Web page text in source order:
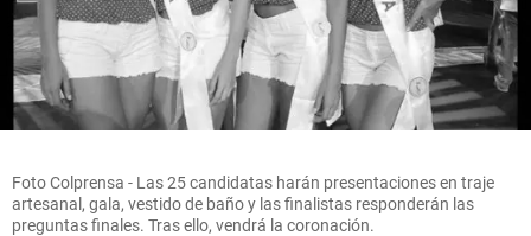
Foto Colprensa - Las 25 candidatas harán presentaciones en traje
artesanal, gala, vestido de baño y las finalistas responderán las
preguntas finales. Tras ello, vendrá la coronación.